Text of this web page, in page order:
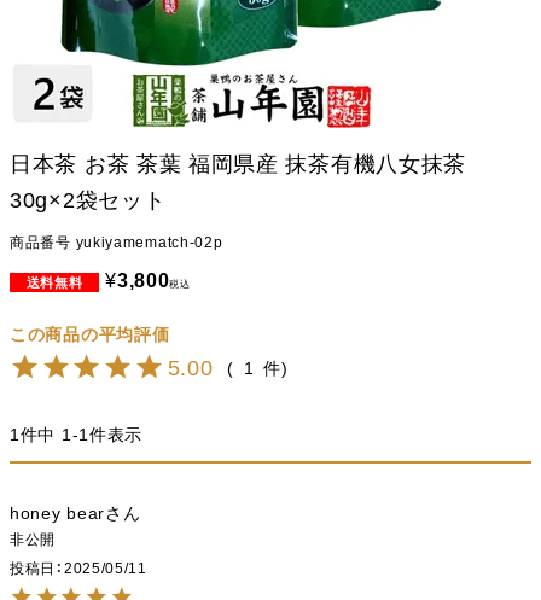
日本茶 お茶 茶葉 福岡県産 抹茶有機八女抹茶
30g×2袋セット
商品番号 yukiyamematch-02p
¥3,800税込
5.00 1
1件中 1-1件表示
honey bear
非公開
投稿日
2025/05/11